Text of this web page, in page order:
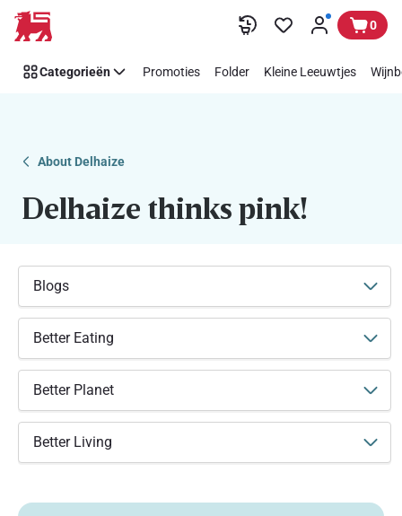
Overslaan
Makkelijk
Think
steunen
0
Categorieën Promoties Folder Kleine Leeuwtjes
About Delhaize
Delhaize thinks pink!
Blogs
Better Eating
Better Planet
Better Living